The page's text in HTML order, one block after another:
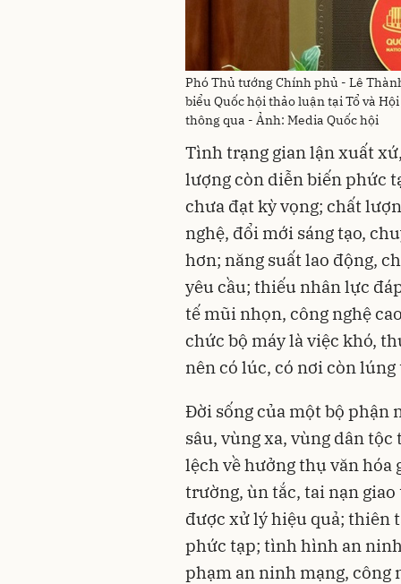
Phó Thủ tướng Chính phủ - Lê
biểu Quốc hội thảo luận tại Tổ và
thông qua - Ảnh: Media Quốc hội
Tình trạng gian lận xuất
lượng còn diễn biến phức
chưa đạt kỳ vọng; chất
nghệ, đổi mới sáng tạo,
hơn; năng suất lao động,
yêu cầu; thiếu nhân lực
tế mũi nhọn, công nghệ
chức bộ máy là việc khó,
nên có lúc, có nơi còn lúng
Đời sống của một bộ phận
sâu, vùng xa, vùng dân
lệch về hưởng thụ văn
trường, ùn tắc, tai nạn
được xử lý hiệu quả; thiên
phức tạp; tình hình an
phạm an ninh mạng, công